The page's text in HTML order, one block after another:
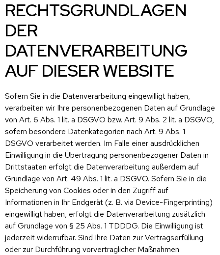
RECHTSGRUNDLAGEN
DER
DATENVERARBEITUNG
AUF DIESER WEBSITE
Sofern Sie in die Datenverarbeitung eingewilligt haben,
verarbeiten wir Ihre personenbezogenen Daten auf Grundlage
von Art. 6 Abs. 1 lit. a DSGVO bzw. Art. 9 Abs. 2 lit. a DSGVO,
sofern besondere Datenkategorien nach Art. 9 Abs. 1
DSGVO verarbeitet werden. Im Falle einer ausdrücklichen
Einwilligung in die Übertragung personenbezogener Daten in
Drittstaaten erfolgt die Datenverarbeitung außerdem auf
Grundlage von Art. 49 Abs. 1 lit. a DSGVO. Sofern Sie in die
Speicherung von Cookies oder in den Zugriff auf
Informationen in Ihr Endgerät (z. B. via Device-Fingerprinting)
eingewilligt haben, erfolgt die Datenverarbeitung zusätzlich
auf Grundlage von § 25 Abs. 1 TDDDG. Die Einwilligung ist
jederzeit widerrufbar. Sind Ihre Daten zur Vertragserfüllung
oder zur Durchführung vorvertraglicher Maßnahmen